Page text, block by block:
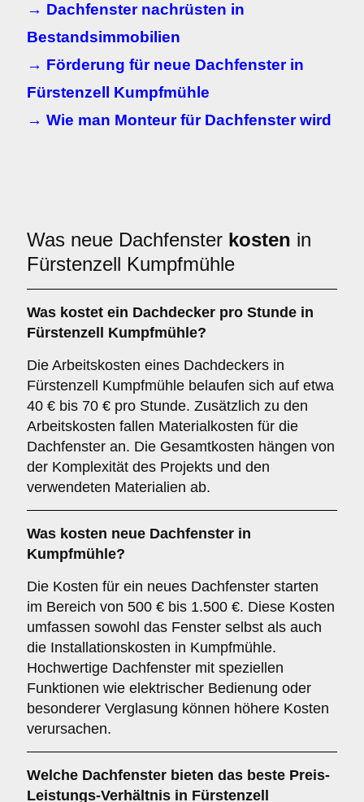
→ Dachfenster nachrüsten in
Bestandsimmobilien
→ Förderung für neue Dachfenster in
Fürstenzell Kumpfmühle
→ Wie man Monteur für Dachfenster wird
Was neue Dachfenster kosten in
Fürstenzell Kumpfmühle
Was kostet ein Dachdecker pro Stunde in
Fürstenzell Kumpfmühle?
Die Arbeitskosten eines Dachdeckers in
Fürstenzell Kumpfmühle belaufen sich auf etwa
40 € bis 70 € pro Stunde. Zusätzlich zu den
Arbeitskosten fallen Materialkosten für die
Dachfenster an. Die Gesamtkosten hängen von
der Komplexität des Projekts und den
verwendeten Materialien ab.
Was kosten neue Dachfenster in
Kumpfmühle?
Die Kosten für ein neues Dachfenster starten
im Bereich von 500 € bis 1.500 €. Diese Kosten
umfassen sowohl das Fenster selbst als auch
die Installationskosten in Kumpfmühle.
Hochwertige Dachfenster mit speziellen
Funktionen wie elektrischer Bedienung oder
besonderer Verglasung können höhere Kosten
verursachen.
Welche Dachfenster bieten das beste Preis-
Leistungs-Verhältnis in Fürstenzell